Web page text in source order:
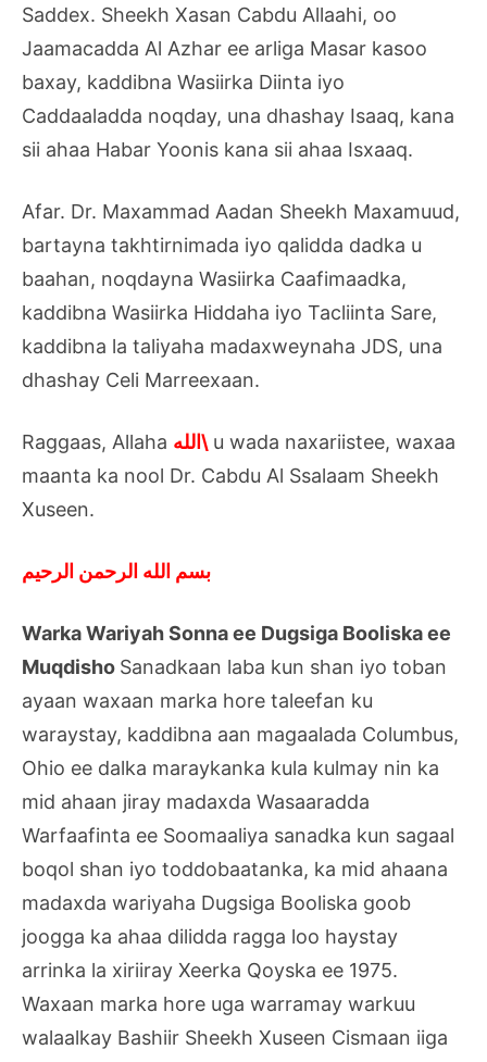
Saddex. Sheekh Xasan Cabdu Allaahi, oo
Jaamacadda Al Azhar ee arliga Masar kasoo
baxay, kaddibna Wasiirka Diinta iyo
Caddaaladda noqday, una dhashay Isaaq, kana
sii ahaa Habar Yoonis kana sii ahaa Isxaaq.
Afar. Dr. Maxammad Aadan Sheekh Maxamuud,
bartayna takhtirnimada iyo qalidda dadka u
baahan, noqdayna Wasiirka Caafimaadka,
kaddibna Wasiirka Hiddaha iyo Tacliinta Sare,
kaddibna la taliyaha madaxweynaha JDS, una
dhashay Celi Marreexaan.
Raggaas, Allaha الله\ u wada naxariistee, waxaa
maanta ka nool Dr. Cabdu Al Ssalaam Sheekh
Xuseen.
بسم الله الرحمن الرحيم
Warka Wariyah Sonna ee Dugsiga Booliska ee
Muqdisho Sanadkaan laba kun shan iyo toban
ayaan waxaan marka hore taleefan ku
waraystay, kaddibna aan magaalada Columbus,
Ohio ee dalka maraykanka kula kulmay nin ka
mid ahaan jiray madaxda Wasaaradda
Warfaafinta ee Soomaaliya sanadka kun sagaal
boqol shan iyo toddobaatanka, ka mid ahaana
madaxda wariyaha Dugsiga Booliska goob
joogga ka ahaa dilidda ragga loo haystay
arrinka la xiriiray Xeerka Qoyska ee 1975.
Waxaan marka hore uga warramay warkuu
walaalkay Bashiir Sheekh Xuseen Cismaan iiga